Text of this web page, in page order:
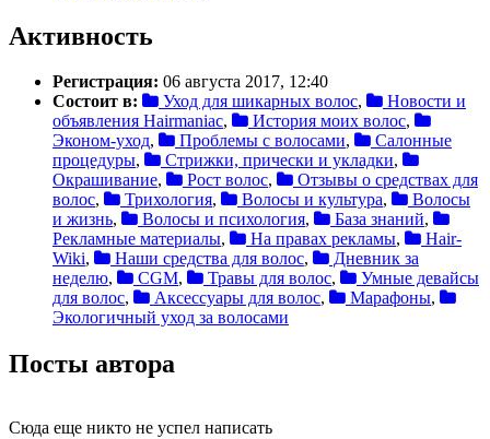
Активность
Регистрация: 06 августа 2017, 12:40
Состоит в:
Уход для шикарных волос,
Новости и
объявления Hairmaniac, История моих волос,
Эконом-уход, Проблемы с волосами,
Салонные
процедуры, Стрижки, прически и укладки,
Окрашивание, Рост волос,
Отзывы о средствах для
волос, Трихология, Волосы и культура,
Волосы
и жизнь, Волосы и психология, База знаний,
Рекламные материалы, На правах рекламы,
Hair-
Wiki, Наши средства для волос,
Дневник за
неделю, CGM, Травы для волос,
Умные девайсы
для волос, Аксессуары для волос, Марафоны,
Экологичный уход за волосами
Посты автора
Сюда еще никто не успел написать